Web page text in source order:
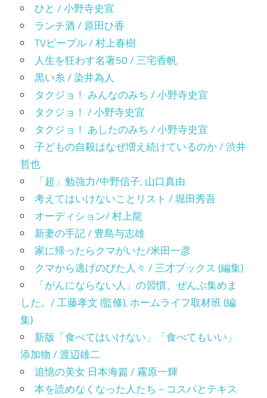
ひと / 小野寺史宣
ランチ酒 / 原田ひ香
TVピープル / 村上春樹
人生を狂わす名著50 / 三宅香帆
黒い糸 / 染井為人
タクジョ！ みんなのみち / 小野寺史宜
タクジョ！ / 小野寺史宜
タクジョ！ あしたのみち / 小野寺史宜
子どもの自殺はなぜ増え続けているのか / 渋井
哲也
「超」勉強力/中野信子, 山口真由
考えてはいけないことリスト / 堀田秀吾
オーディション/ 村上龍
新妻の手記 / 豊島与志雄
家に帰ったらクマがいた/米田一彦
クマから逃げのびた人々 / 三才ブックス (編集)
「がんにならない人」の習慣、ぜんぶ集めま
した。/ 工藤孝文 (監修), ホームライフ取材班 (編
集)
新版「食べてはいけない」「食べてもいい」
添加物 / 渡辺雄二
追憶の美女 日本海篇 / 霧原一輝
本を読めなくなった人たち－コスパとテキス